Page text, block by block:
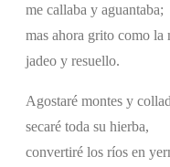
me callaba y aguantaba;
mas ahora grito como la
jadeo y resuello.
Agostaré montes y
secaré toda su hierba,
convertiré los ríos en